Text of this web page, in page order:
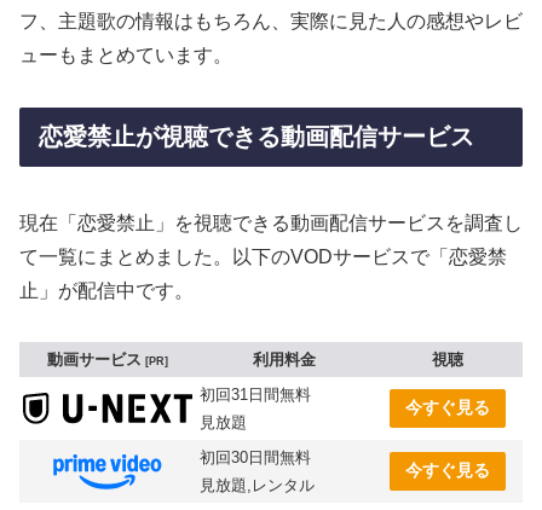
フ、主題歌の情報はもちろん、実際に見た人の感想やレビ
ューもまとめています。
恋愛禁止が視聴できる動画配信サービス
現在「恋愛禁止」を視聴できる動画配信サービスを調査し
て一覧にまとめました。以下のVODサービスで「恋愛禁
止」が配信中です。
動画サービス PR 利用料金
視聴
初回31日間無料
見放題
今すぐ見る
初回30日間無料
見放題,レンタル
今すぐ見る